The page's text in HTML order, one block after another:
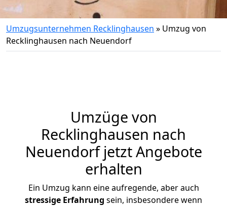
Umzugsunternehmen Recklinghausen » Umzug von
Recklinghausen nach Neuendorf
Umzüge von
Recklinghausen nach
Neuendorf jetzt Angebote
erhalten
Ein Umzug kann eine aufregende, aber auch
stressige Erfahrung sein, insbesondere wenn